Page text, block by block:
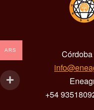
+54
ARS